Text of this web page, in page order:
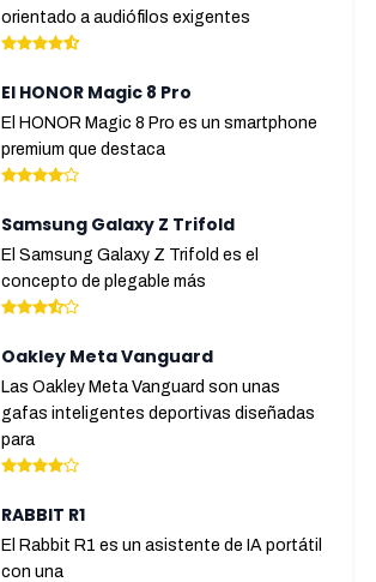
orientado a audiófilos exigentes
El HONOR Magic 8 Pro
El HONOR Magic 8 Pro es un smartphone
premium que destaca
Samsung Galaxy Z Trifold
El Samsung Galaxy Z Trifold es el
concepto de plegable más
Oakley Meta Vanguard
Las Oakley Meta Vanguard son unas
gafas inteligentes deportivas diseñadas
para
RABBIT R1
El Rabbit R1 es un asistente de IA portátil
con una